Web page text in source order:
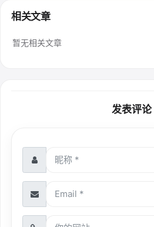
相关文章
暂无相关文章
发表评论